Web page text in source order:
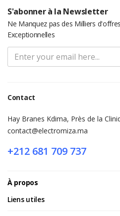
S'abonner à la Newsletter
Ne Manquez pas des Milliers
Exceptionnelles
Contact
Hay Branes Kdima, Près de la
contact@electromiza.ma
+212 681 709 737
À propos
Liens utiles